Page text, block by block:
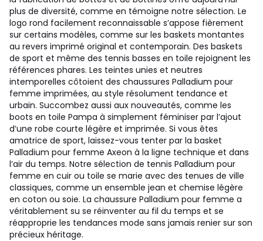
plus de diversité, comme en témoigne notre sélection. Le
logo rond facilement reconnaissable s’appose fièrement
sur certains modèles, comme sur les baskets montantes
au revers imprimé original et contemporain. Des baskets
de sport et même des tennis basses en toile rejoignent les
références phares. Les teintes unies et neutres
intemporelles côtoient des chaussures Palladium pour
femme imprimées, au style résolument tendance et
urbain. Succombez aussi aux nouveautés, comme les
boots en toile Pampa à simplement féminiser par l’ajout
d’une robe courte légère et imprimée. Si vous êtes
amatrice de sport, laissez-vous tenter par la basket
Palladium pour femme Axeon à la ligne technique et dans
l’air du temps. Notre sélection de tennis Palladium pour
femme en cuir ou toile se marie avec des tenues de ville
classiques, comme un ensemble jean et chemise légère
en coton ou soie. La chaussure Palladium pour femme a
véritablement su se réinventer au fil du temps et se
réapproprie les tendances mode sans jamais renier sur son
précieux héritage.